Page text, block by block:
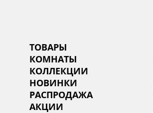
ТОВАРЫ
КОМНАТЫ
КОЛЛЕКЦИИ
НОВИНКИ
РАСПРОДАЖА
АКЦИИ